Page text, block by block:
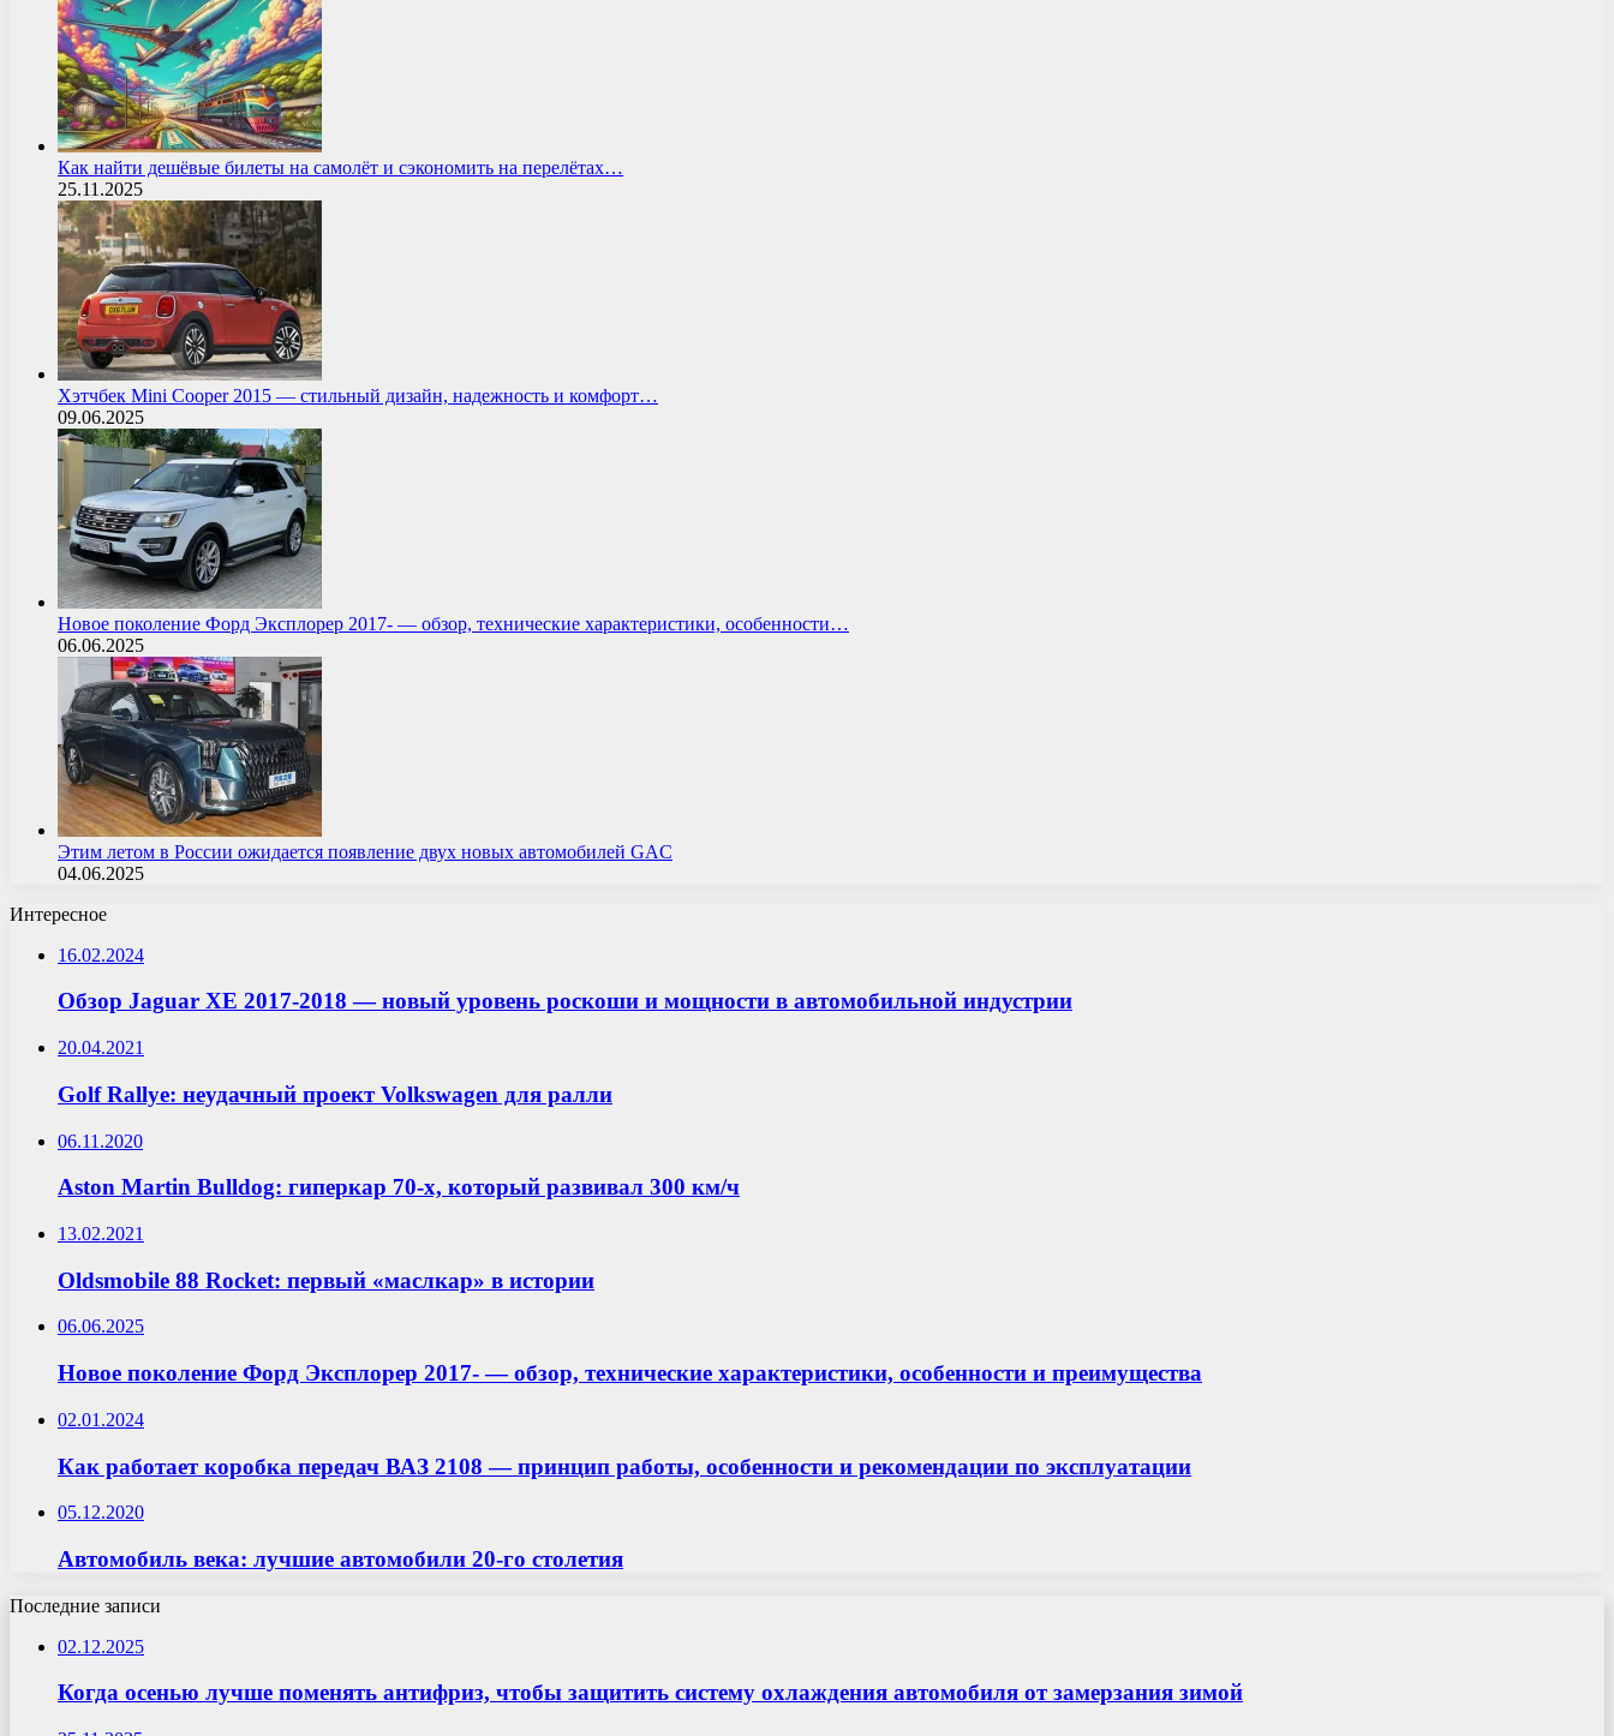
Как найти дешёвые билеты на самолёт и сэкономить на перелётах…
25.11.2025
Хэтчбек Mini Cooper 2015 — стильный дизайн, надежность и комфорт…
09.06.2025
Новое поколение Форд Эксплорер 2017- — обзор, технические характеристики, особенности…
06.06.2025
Этим летом в России ожидается появление двух новых автомобилей GAC
04.06.2025
Интересное
16.02.2024
Обзор Jaguar XE 2017-2018 — новый уровень роскоши и мощности в автомобильной индустрии
20.04.2021
Golf Rallye: неудачный проект Volkswagen для ралли
06.11.2020
Aston Martin Bulldog: гиперкар 70-х, который развивал 300 км/ч
13.02.2021
Oldsmobile 88 Rocket: первый «маслкар» в истории
06.06.2025
Новое поколение Форд Эксплорер 2017- — обзор, технические характеристики, особенности и преимущества
02.01.2024
Как работает коробка передач ВАЗ 2108 — принцип работы, особенности и рекомендации по эксплуатации
05.12.2020
Автомобиль века: лучшие автомобили 20-го столетия
Последние записи
02.12.2025
Когда осенью лучше поменять антифриз, чтобы защитить систему охлаждения автомобиля от замерзания зимой